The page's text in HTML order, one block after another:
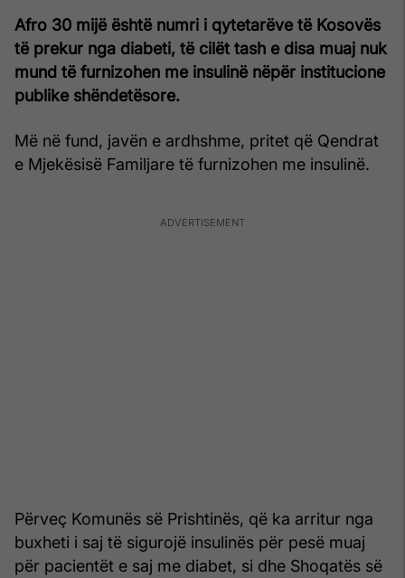
Afro 30 mijë është numri i qytetarëve të Kosovës
të prekur nga diabeti, të cilët tash e disa muaj nuk
mund të furnizohen me insulinë nëpër institucione
publike shëndetësore.
Më në fund, javën e ardhshme, pritet që Qendrat
e Mjekësisë Familjare të furnizohen me insulinë.
Përveç Komunës së Prishtinës, që ka arritur nga
buxheti i saj të sigurojë insulinës për pesë muaj
për pacientët e saj me diabet, si dhe Shoqatës së